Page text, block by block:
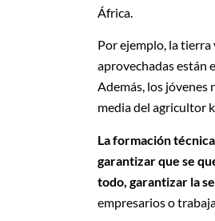
África.
Por ejemplo, la tierra
aprovechadas están
Además, los jóvenes
media del agricultor
La formación
garantizar que se
todo, garantizar la
empresarios o